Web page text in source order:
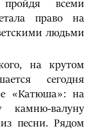
всеми
право на
людьми
на крутом
сегодня
«Катюша»: на
камню-валуну
песни. Рядом